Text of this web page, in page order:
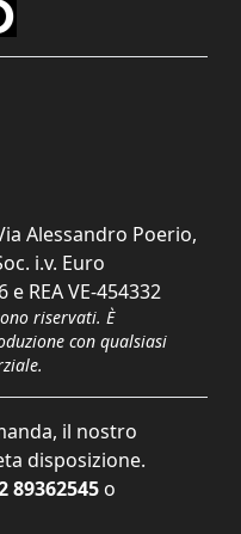
Alessandro Poerio,
i.v. Euro
e REA VE-454332
riservati. È
con qualsiasi
il nostro
disposizione.
89362545 o